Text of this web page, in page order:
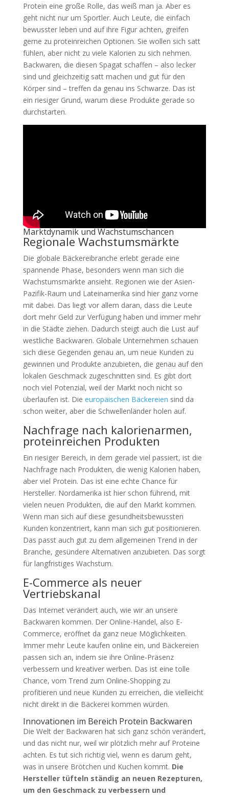
Protein eine große Rolle, das weiß man ja. Aber es
geht nicht nur um Sportler. Auch Leute, die einfach
bewusster leben und auf ihre Figur achten, greifen
gerne zu proteinreichen Optionen. Sie wollen sich satt
fühlen, aber nicht zu viele Kalorien zu sich nehmen.
Backwaren, die diesen Spagat schaffen – also lecker
sind und gleichzeitig satt machen und gut für den
Körper sind – treffen da genau ins Schwarze. Das ist
ein riesiger Grund, warum diese Produkte gerade so
durchstarten.
Marktdynamik und Wachstumschancen
Regionale Wachstumsmärkte
Die globale Bäckereibranche erlebt gerade eine
spannende Phase, besonders wenn man sich die
Wachstumsmärkte ansieht. Regionen wie der Asien-
Pazifik-Raum und Lateinamerika sind hier ganz vorne
mit dabei. Das liegt vor allem daran, dass die Leute
dort mehr Geld zur Verfügung haben und immer mehr
in die Städte ziehen. Dadurch steigt auch die Lust auf
westliche Backwaren. Globale Unternehmen schauen
sich diese Gegenden genau an, um neue Kunden zu
gewinnen und Produkte anzubieten, die genau auf den
lokalen Geschmack zugeschnitten sind. Es gibt dort
noch viel Potenzial, weil der Markt noch nicht so
überlaufen ist. Die europäischen Bäckereien sind da
schon weiter, aber die Schwellenländer holen auf.
Nachfrage nach kalorienarmen,
proteinreichen Produkten
Ein riesiger Bereich, in dem gerade viel passiert, ist die
Nachfrage nach Produkten, die wenig Kalorien haben,
aber viel Protein. Das ist eine echte Chance für
Hersteller. Nordamerika ist hier schon führend, mit
vielen neuen Produkten, die auf den Markt kommen.
Wenn man sich auf diese gesundheitsbewussten
Kunden konzentriert, kann man sich gut positionieren.
Das passt auch gut zu dem allgemeinen Trend in der
Branche, gesündere Alternativen anzubieten. Das sorgt
für langfristiges Wachstum.
E-Commerce als neuer
Vertriebskanal
Das Internet verändert auch, wie wir an unsere
Backwaren kommen. Der Online-Handel, also E-
Commerce, eröffnet da ganz neue Möglichkeiten.
Immer mehr Leute kaufen online ein, und Bäckereien
passen sich an, indem sie ihre Online-Präsenz
verbessern und kreativer werben. Das ist eine tolle
Chance, vom Trend zum Online-Shopping zu
profitieren und neue Kunden zu erreichen, die vielleicht
nicht direkt in die Bäckerei kommen würden.
Innovationen im Bereich Protein Backwaren
Die Welt der Backwaren hat sich ganz schön verändert,
und das nicht nur, weil wir plötzlich mehr auf Proteine
achten. Es tut sich richtig viel, wenn es darum geht,
was in unsere Brötchen und Kuchen kommt. Die
Hersteller tüfteln ständig an neuen Rezepturen,
um den Geschmack zu verbessern und